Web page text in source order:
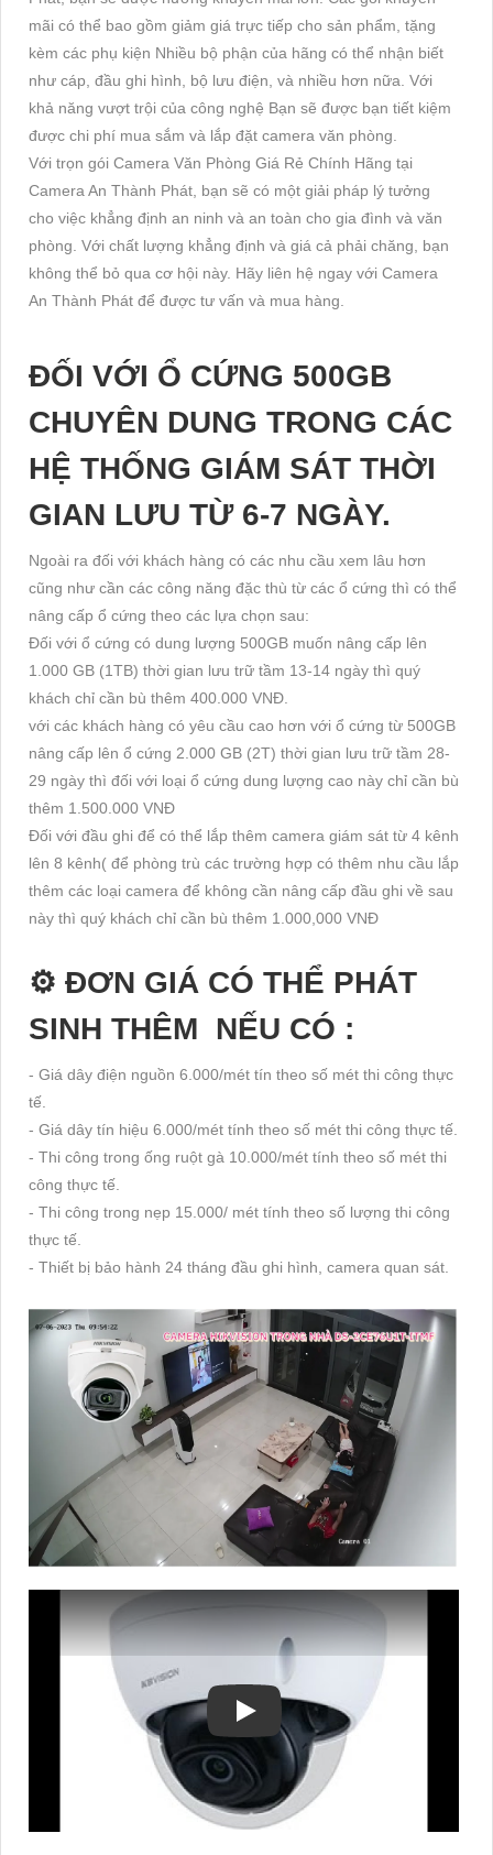
mãi có thể bao gồm giảm giá trực tiếp cho sản phẩm, tặng
kèm các phụ kiện Nhiều bộ phận của hãng có thể nhận biết
như cáp, đầu ghi hình, bộ lưu điện, và nhiều hơn nữa. Với
khả năng vượt trội của công nghệ Bạn sẽ được bạn tiết kiệm
được chi phí mua sắm và lắp đặt camera văn phòng.
Với trọn gói Camera Văn Phòng Giá Rẻ Chính Hãng tại
Camera An Thành Phát, bạn sẽ có một giải pháp lý tưởng
cho việc khẳng định an ninh và an toàn cho gia đình và văn
phòng. Với chất lượng khẳng định và giá cả phải chăng, bạn
không thể bỏ qua cơ hội này. Hãy liên hệ ngay với Camera
An Thành Phát để được tư vấn và mua hàng.
ĐỐI VỚI Ổ CỨNG 500GB
CHUYÊN DUNG TRONG CÁC
HỆ THỐNG GIÁM SÁT THỜI
GIAN LƯU TỪ 6-7 NGÀY.
Ngoài ra đối với khách hàng có các nhu cầu xem lâu hơn
cũng như cần các công năng đặc thù từ các ổ cứng thì có thể
nâng cấp ổ cứng theo các lựa chọn sau:
Đối với ổ cứng có dung lượng 500GB muốn nâng cấp lên
1.000 GB (1TB) thời gian lưu trữ tầm 13-14 ngày thì quý
khách chỉ cần bù thêm 400.000 VNĐ.
với các khách hàng có yêu cầu cao hơn với ổ cứng từ 500GB
nâng cấp lên ổ cứng 2.000 GB (2T) thời gian lưu trữ tầm 28-
29 ngày thì đối với loại ổ cứng dung lượng cao này chỉ cần bù
thêm 1.500.000 VNĐ
Đối với đầu ghi để có thể lắp thêm camera giám sát từ 4 kênh
lên 8 kênh( để phòng trù các trường hợp có thêm nhu cầu lắp
thêm các loại camera để không cần nâng cấp đầu ghi về sau
này thì quý khách chỉ cần bù thêm 1.000,000 VNĐ
⚙ ĐƠN GIÁ CÓ THỂ PHÁT
SINH THÊM NẾU CÓ :
- Giá dây điện nguồn 6.000/mét tín theo số mét thi công thực
tế.
- Giá dây tín hiệu 6.000/mét tính theo số mét thi công thực tế.
- Thi công trong ống ruột gà 10.000/mét tính theo số mét thi
công thực tế.
- Thi công trong nẹp 15.000/ mét tính theo số lượng thi công
thực tế.
- Thiết bị bảo hành 24 tháng đầu ghi hình, camera quan sát.